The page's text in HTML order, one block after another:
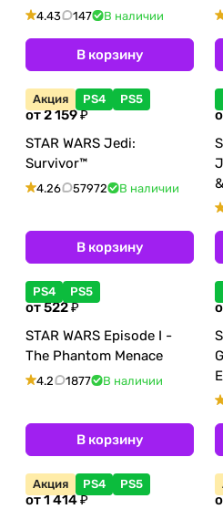
4.43 147 В наличии
В корзину
Акция PS4 PS5
от 2 159 ₽
STAR WARS Jedi:
Survivor™
4.26 57972 В наличии
В корзину
PS4 PS5
от 522 ₽
STAR WARS Episode I -
The Phantom Menace
4.2 1877 В наличии
В корзину
Акция PS4 PS5
от 1 414 ₽